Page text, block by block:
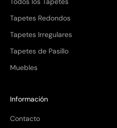
Paga mes a mes
débito u otros
¿Tienes dudas?
Tapetes Redondos
Tapetes Irregulares
Tapetes de Pasillo
Muebles
Información
Contacto